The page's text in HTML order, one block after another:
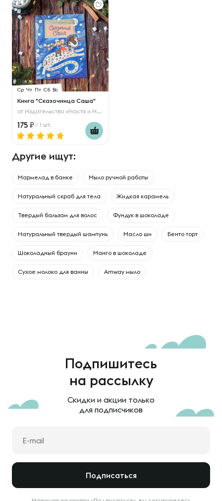
Ср Чт Пт Сб Вс
Книга "Сказочница Саша"
от Издательство «Настя и Никита»
175 / 1 шт.
Другие ищут:
Мармелад в банке Мыло ручной работы
Натуральный скраб для тела Жидкая карамель
Твердый бальзам для волос Фундук в шоколаде
Натуральный твердый шампунь Масло ши Бенто торт
Шоколадный брауни Манго в шоколаде
Сухое молоко для ванны Amway мыло
Подпишитесь
на рассылку
Скидки и акции только
для подписчиков
Подписаться